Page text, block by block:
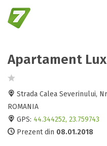
Apartament
Strada Calea Severinului,
ROMANIA
GPS: 44.344252, 23.759743
Prezent din 08.01.2018